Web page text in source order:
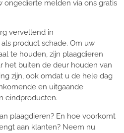
ongedierte melden via ons gratis
vervellend in
product schade. Om uw
te houden, zijn plaagdieren
het buiten de deur houden van
zijn, ook omdat u de hele dag
en uitgaande
eindproducten.
plaagdieren? En hoe voorkomt
aan klanten? Neem nu